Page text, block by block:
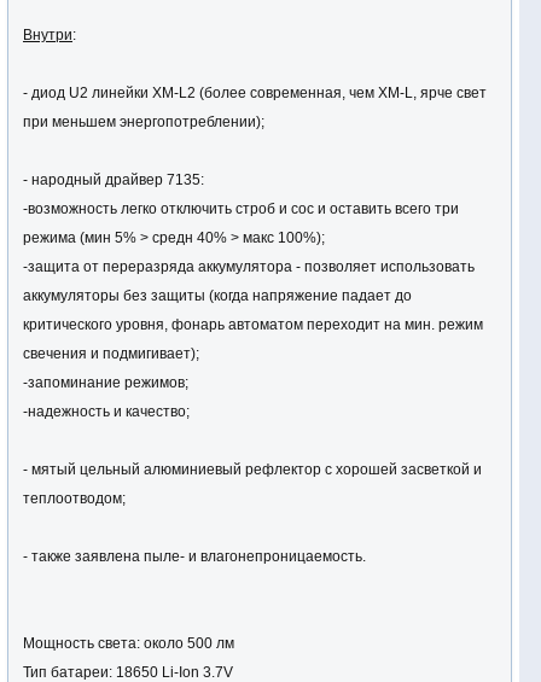
Внутри:
- диод U2 линейки XM-L2 (более современная, чем XM-L, ярче свет
при меньшем энергопотреблении);
- народный драйвер 7135:
-возможность легко отключить строб и сос и оставить всего три
режима (мин 5% > средн 40% > макс 100%);
-защита от переразряда аккумулятора - позволяет использовать
аккумуляторы без защиты (когда напряжение падает до
критического уровня, фонарь автоматом переходит на мин. режим
свечения и подмигивает);
-запоминание режимов;
-надежность и качество;
- мятый цельный алюминиевый рефлектор с хорошей засветкой и
теплоотводом;
- также заявлена пыле- и влагонепроницаемость.
Мощность света: около 500 лм
Тип батареи: 18650 Li-Ion 3.7V